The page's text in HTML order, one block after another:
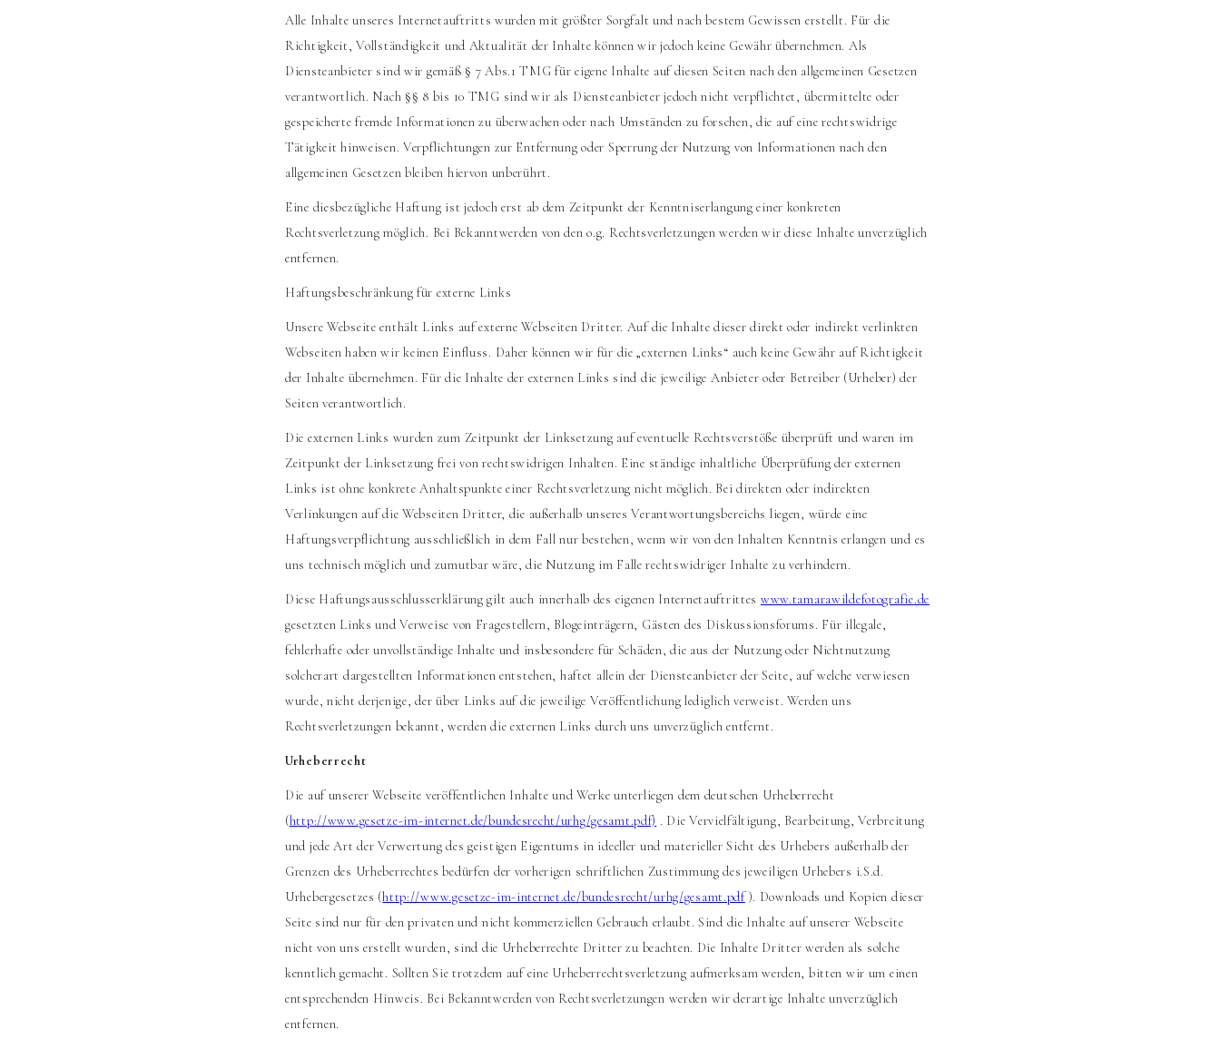
Alle Inhalte unseres Internetauftritts wurden mit größter Sorgfalt und nach bestem Gewissen erstellt. Für die
Richtigkeit, Vollständigkeit und Aktualität der Inhalte können wir jedoch keine Gewähr übernehmen. Als
Diensteanbieter sind wir gemäß § 7 Abs.1 TMG für eigene Inhalte auf diesen Seiten nach den allgemeinen Gesetzen
verantwortlich. Nach §§ 8 bis 10 TMG sind wir als Diensteanbieter jedoch nicht verpflichtet, übermittelte oder
gespeicherte fremde Informationen zu überwachen oder nach Umständen zu forschen, die auf eine rechtswidrige
Tätigkeit hinweisen. Verpflichtungen zur Entfernung oder Sperrung der Nutzung von Informationen nach den
allgemeinen Gesetzen bleiben hiervon unberührt.
Eine diesbezügliche Haftung ist jedoch erst ab dem Zeitpunkt der Kenntniserlangung einer konkreten
Rechtsverletzung möglich. Bei Bekanntwerden von den o.g. Rechtsverletzungen werden wir diese Inhalte unverzüglich
entfernen.
Haftungsbeschränkung für externe Links
Unsere Webseite enthält Links auf externe Webseiten Dritter. Auf die Inhalte dieser direkt oder indirekt verlinkten
Webseiten haben wir keinen Einfluss. Daher können wir für die „externen Links“ auch keine Gewähr auf Richtigkeit
der Inhalte übernehmen. Für die Inhalte der externen Links sind die jeweilige Anbieter oder Betreiber (Urheber) der
Seiten verantwortlich.
Die externen Links wurden zum Zeitpunkt der Linksetzung auf eventuelle Rechtsverstöße überprüft und waren im
Zeitpunkt der Linksetzung frei von rechtswidrigen Inhalten. Eine ständige inhaltliche Überprüfung der externen
Links ist ohne konkrete Anhaltspunkte einer Rechtsverletzung nicht möglich. Bei direkten oder indirekten
Verlinkungen auf die Webseiten Dritter, die außerhalb unseres Verantwortungsbereichs liegen, würde eine
Haftungsverpflichtung ausschließlich in dem Fall nur bestehen, wenn wir von den Inhalten Kenntnis erlangen und es
uns technisch möglich und zumutbar wäre, die Nutzung im Falle rechtswidriger Inhalte zu verhindern.
Diese Haftungsausschlusserklärung gilt auch innerhalb des eigenen Internetauftrittes www.tamarawildefotografie.de
gesetzten Links und Verweise von Fragestellern, Blogeinträgern, Gästen des Diskussionsforums. Für illegale,
fehlerhafte oder unvollständige Inhalte und insbesondere für Schäden, die aus der Nutzung oder Nichtnutzung
solcherart dargestellten Informationen entstehen, haftet allein der Diensteanbieter der Seite, auf welche verwiesen
wurde, nicht derjenige, der über Links auf die jeweilige Veröffentlichung lediglich verweist. Werden uns
Rechtsverletzungen bekannt, werden die externen Links durch uns unverzüglich entfernt.
Urheberrecht
Die auf unserer Webseite veröffentlichen Inhalte und Werke unterliegen dem deutschen Urheberrecht
(http://www.gesetze-im-internet.de/bundesrecht/urhg/gesamt.pdf) . Die Vervielfältigung, Bearbeitung, Verbreitung
und jede Art der Verwertung des geistigen Eigentums in ideeller und materieller Sicht des Urhebers außerhalb der
Grenzen des Urheberrechtes bedürfen der vorherigen schriftlichen Zustimmung des jeweiligen Urhebers i.S.d.
Urhebergesetzes (http://www.gesetze-im-internet.de/bundesrecht/urhg/gesamt.pdf). Downloads und Kopien dieser
Seite sind nur für den privaten und nicht kommerziellen Gebrauch erlaubt. Sind die Inhalte auf unserer Webseite
nicht von uns erstellt wurden, sind die Urheberrechte Dritter zu beachten. Die Inhalte Dritter werden als solche
kenntlich gemacht. Sollten Sie trotzdem auf eine Urheberrechtsverletzung aufmerksam werden, bitten wir um einen
entsprechenden Hinweis. Bei Bekanntwerden von Rechtsverletzungen werden wir derartige Inhalte unverzüglich
entfernen.